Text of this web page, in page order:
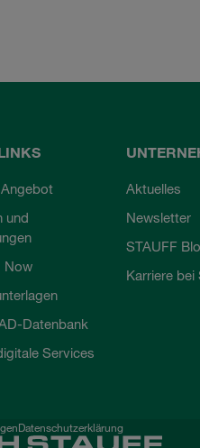
und
Now
Datenbank
Services
Aktuelles
Newsletter
STAUFF
Karriere bei
Datenschutzerklärung